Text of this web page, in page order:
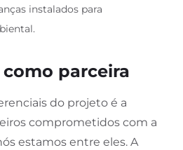
instalados para
parceira
do projeto é a
comprometidos com a
estamos entre eles. A